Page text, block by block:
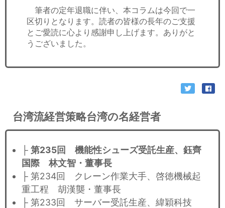
筆者の定年退職に伴い、本コラムは今回で一
区切りとなります。読者の皆様の長年のご支援
とご愛読に心より感謝申し上げます。ありがと
うございました。
台湾流経営策略台湾の名経営者
├ 第235回 機能性シューズ受託生産、鈺齊
国際 林文智・董事長
├ 第234回 クレーン作業大手、啓徳機械起
重工程 胡漢龑・董事長
├ 第233回 サーバー受託生産、緯穎科技